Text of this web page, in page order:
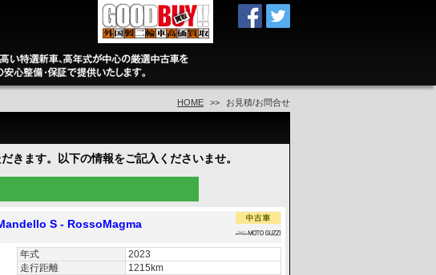
HOME お見積/お問合せ
きます。以下の情報をご記入くださいませ。
S - RossoMagma
年式
2023
走行距離
1215km